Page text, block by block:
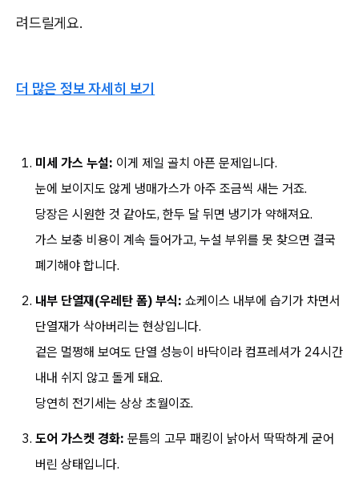
려드릴게요.
더 많은 정보 자세히 보기
미세 가스 누설: 이게 제일 골치 아픈 문제입니다.
눈에 보이지도 않게 냉매가스가 아주 조금씩 새는 거죠.
당장은 시원한 것 같아도, 한두 달 뒤면 냉기가 약해져요.
가스 보충 비용이 계속 들어가고, 누설 부위를 못 찾으면 결국
폐기해야 합니다.
내부 단열재(우레탄 폼) 부식: 쇼케이스 내부에 습기가 차면서
단열재가 삭아버리는 현상입니다.
겉은 멀쩡해 보여도 단열 성능이 바닥이라 컴프레셔가 24시간
내내 쉬지 않고 돌게 돼요.
당연히 전기세는 상상 초월이죠.
도어 가스켓 경화: 문틈의 고무 패킹이 낡아서 딱딱하게 굳어
버린 상태입니다.